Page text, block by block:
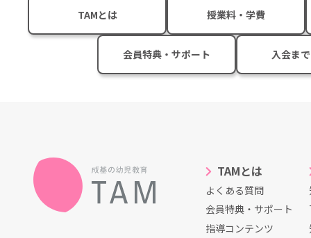
TAMとは 授業料・学費
会員特典・サポート 入会ま
TAMとは
よくある質問
会員特典・サポート
指導コンテンツ